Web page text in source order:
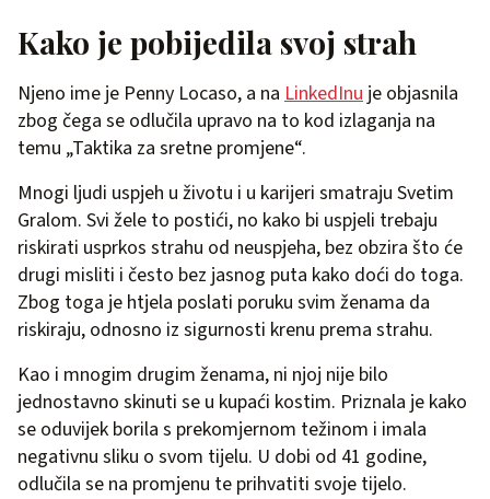
Kako je pobijedila svoj strah
Njeno ime je Penny Locaso, a na LinkedInu je objasnila
zbog čega se odlučila upravo na to kod izlaganja na
temu „Taktika za sretne promjene“.
Mnogi ljudi uspjeh u životu i u karijeri smatraju Svetim
Gralom. Svi žele to postići, no kako bi uspjeli trebaju
riskirati usprkos strahu od neuspjeha, bez obzira što će
drugi misliti i često bez jasnog puta kako doći do toga.
Zbog toga je htjela poslati poruku svim ženama da
riskiraju, odnosno iz sigurnosti krenu prema strahu.
Kao i mnogim drugim ženama, ni njoj nije bilo
jednostavno skinuti se u kupaći kostim. Priznala je kako
se oduvijek borila s prekomjernom težinom i imala
negativnu sliku o svom tijelu. U dobi od 41 godine,
odlučila se na promjenu te prihvatiti svoje tijelo.